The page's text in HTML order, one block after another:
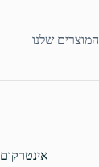
המוצרים שלנו
אינטרקום